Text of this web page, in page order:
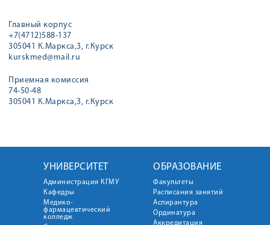
Главный корпус
+7(4712)588-137
305041 К.Маркса,3, г.Курск
kurskmed@mail.ru
Приемная комиссия
74-50-48
305041 К.Маркса,3, г.Курск
УНИВЕРСИТЕТ
Администрация КГМУ
Кафедры
Медико-
фармацевтический
колледж
ОБРАЗОВАНИЕ
Факультеты
Расписания занятий
Аспирантура
Ординатура
Аккредитация